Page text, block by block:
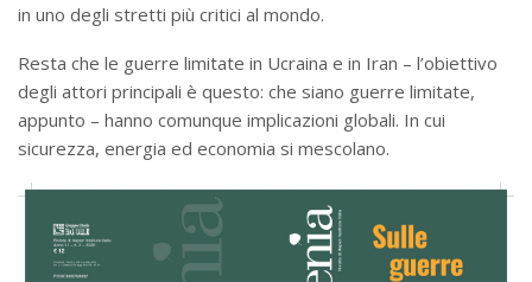
in uno degli stretti più critici al mondo.
Resta che le guerre limitate in Ucraina e in Iran – l’obiettivo
degli attori principali è questo: che siano guerre limitate,
appunto – hanno comunque implicazioni globali. In cui
sicurezza, energia ed economia si mescolano.